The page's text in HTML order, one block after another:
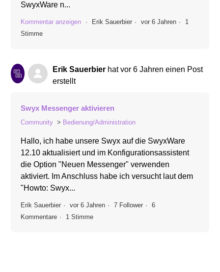
SwyxWare n...
Kommentar anzeigen Erik Sauerbier vor 6 Jahren
1
Stimme
Erik Sauerbier hatvor 6 Jahren einen Post
erstellt
Swyx Messenger aktivieren
Community Bedienung/Administration
Hallo, ich habe unsere Swyx auf die SwyxWare
12.10 aktualisiert und im Konfigurationsassistent
die Option "Neuen Messenger" verwenden
aktiviert. Im Anschluss habe ich versucht laut dem
"Howto: Swyx...
Erik Sauerbier vor 6 Jahren 7 Follower
6
Kommentare
1 Stimme